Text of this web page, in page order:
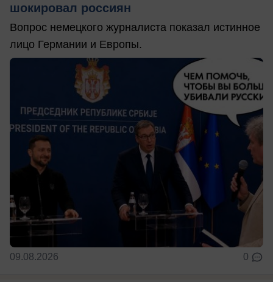
шокировал россиян
Вопрос немецкого журналиста показал истинное
лицо Германии и Европы.
09.08.2026 0